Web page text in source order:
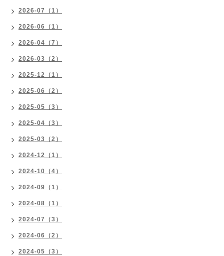
2026-07（1）
2026-06（1）
2026-04（7）
2026-03（2）
2025-12（1）
2025-06（2）
2025-05（3）
2025-04（3）
2025-03（2）
2024-12（1）
2024-10（4）
2024-09（1）
2024-08（1）
2024-07（3）
2024-06（2）
2024-05（3）